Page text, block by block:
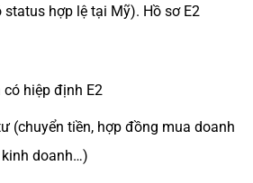
status hợp lệ tại Mỹ). Hồ sơ E2
hiệp định E2
(chuyển tiền, hợp đồng mua doanh
doanh…)